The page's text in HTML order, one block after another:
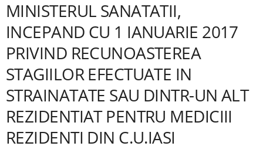
MINISTERUL SANATATII,
INCEPAND CU 1 IANUARIE 2017
PRIVIND RECUNOASTEREA
STAGIILOR EFECTUATE IN
STRAINATATE SAU DINTR-UN ALT
REZIDENTIAT PENTRU MEDICIII
REZIDENTI DIN C.U.IASI